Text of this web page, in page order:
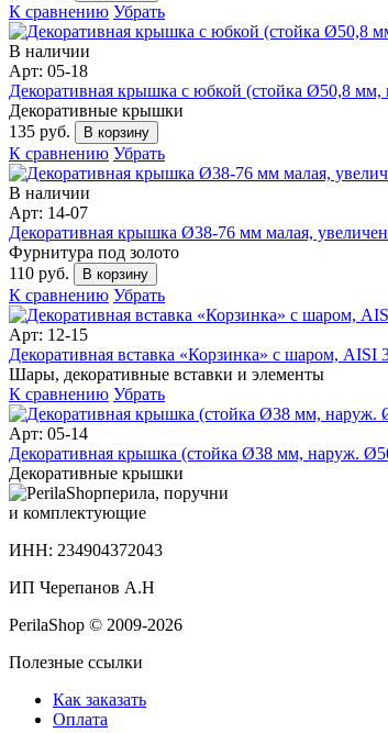
К сравнению Убрать
В наличии
Арт: 05-18
Декоративная крышка с юбкой (стойка Ø50,8
Декоративные крышки
135 руб.
В корзину
К сравнению Убрать
В наличии
Арт: 14-07
Декоративная крышка Ø38-76 мм малая,
Фурнитура под золото
110 руб.
В корзину
К сравнению Убрать
Арт: 12-15
Декоративная вставка «Корзинка» с шаром, AISI
Шары, декоративные вставки и элементы
К сравнению Убрать
Арт: 05-14
Декоративная крышка (стойка Ø38 мм, наруж.
Декоративные крышки
перила, поручни
и комплектующие
ИНН: 234904372043
ИП Черепанов А.Н
PerilaShop © 2009-2026
Полезные ссылки
Как заказать
Оплата